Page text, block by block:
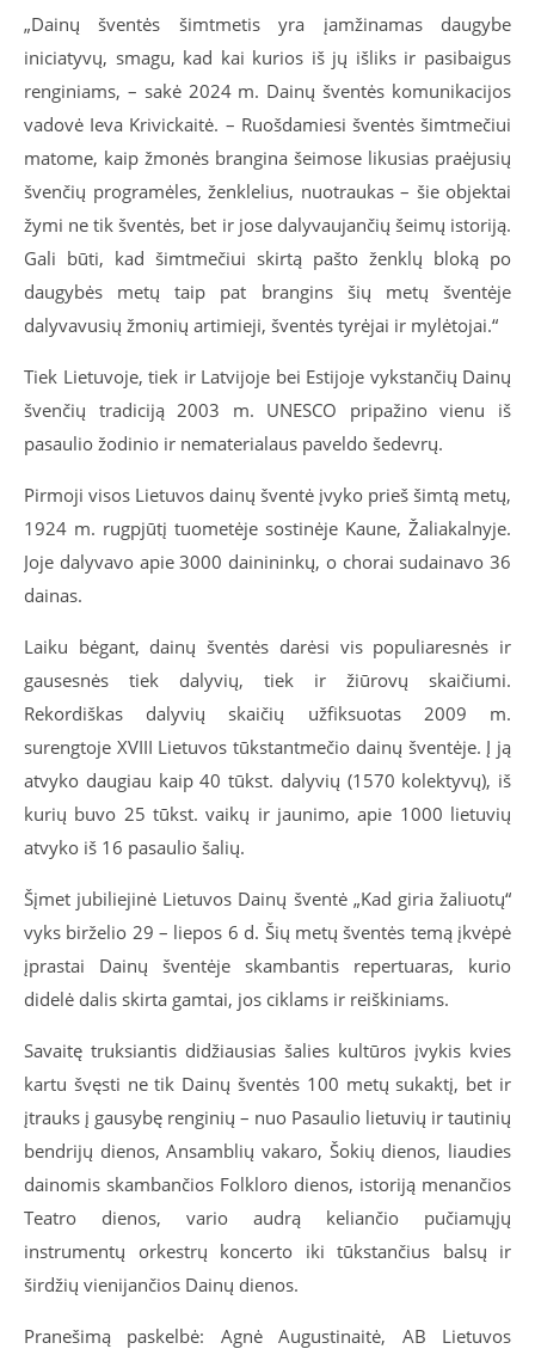
„Dainų šventės šimtmetis yra įamžinamas daugybe
iniciatyvų, smagu, kad kai kurios iš jų išliks ir pasibaigus
renginiams, – sakė 2024 m. Dainų šventės komunikacijos
vadovė Ieva Krivickaitė. – Ruošdamiesi šventės šimtmečiui
matome, kaip žmonės brangina šeimose likusias praėjusių
švenčių programėles, ženklelius, nuotraukas – šie objektai
žymi ne tik šventės, bet ir jose dalyvaujančių šeimų istoriją.
Gali būti, kad šimtmečiui skirtą pašto ženklų bloką po
daugybės metų taip pat brangins šių metų šventėje
dalyvavusių žmonių artimieji, šventės tyrėjai ir mylėtojai.“
Tiek Lietuvoje, tiek ir Latvijoje bei Estijoje vykstančių Dainų
švenčių tradiciją 2003 m. UNESCO pripažino vienu iš
pasaulio žodinio ir nematerialaus paveldo šedevrų.
Pirmoji visos Lietuvos dainų šventė įvyko prieš šimtą metų,
1924 m. rugpjūtį tuometėje sostinėje Kaune, Žaliakalnyje.
Joje dalyvavo apie 3000 dainininkų, o chorai sudainavo 36
dainas.
Laiku bėgant, dainų šventės darėsi vis populiaresnės ir
gausesnės tiek dalyvių, tiek ir žiūrovų skaičiumi.
Rekordiškas dalyvių skaičių užfiksuotas 2009 m.
surengtoje XVIII Lietuvos tūkstantmečio dainų šventėje. Į ją
atvyko daugiau kaip 40 tūkst. dalyvių (1570 kolektyvų), iš
kurių buvo 25 tūkst. vaikų ir jaunimo, apie 1000 lietuvių
atvyko iš 16 pasaulio šalių.
Šįmet jubiliejinė Lietuvos Dainų šventė „Kad giria žaliuotų“
vyks birželio 29 – liepos 6 d. Šių metų šventės temą įkvėpė
įprastai Dainų šventėje skambantis repertuaras, kurio
didelė dalis skirta gamtai, jos ciklams ir reiškiniams.
Savaitę truksiantis didžiausias šalies kultūros įvykis kvies
kartu švęsti ne tik Dainų šventės 100 metų sukaktį, bet ir
įtrauks į gausybę renginių – nuo Pasaulio lietuvių ir tautinių
bendrijų dienos, Ansamblių vakaro, Šokių dienos, liaudies
dainomis skambančios Folkloro dienos, istoriją menančios
Teatro dienos, vario audrą keliančio pučiamųjų
instrumentų orkestrų koncerto iki tūkstančius balsų ir
širdžių vienijančios Dainų dienos.
Pranešimą paskelbė: Agnė Augustinaitė, AB Lietuvos